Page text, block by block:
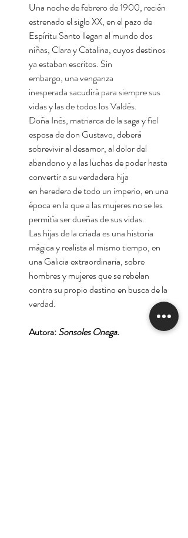
Una noche de febrero de 1900, recién
estrenado el siglo XX, en el pazo de
Espíritu Santo llegan al mundo dos
niñas, Clara y Catalina, cuyos destinos
ya estaban escritos. Sin
embargo, una venganza
inesperada sacudirá para siempre sus
vidas y las de todos los Valdés.
Doña Inés, matriarca de la saga y fiel
esposa de don Gustavo, deberá
sobrevivir al desamor, al dolor del
abandono y a las luchas de poder hasta
convertir a su verdadera hija
en heredera de todo un imperio, en una
época en la que a las mujeres no se les
permitía ser dueñas de sus vidas.
Las hijas de la criada es una historia
mágica y realista al mismo tiempo, en
una Galicia extraordinaria, sobre
hombres y mujeres que se rebelan
contra su propio destino en busca de la
verdad.
Autora:Sonsoles Onega.